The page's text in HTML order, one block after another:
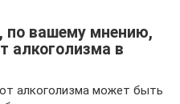
по вашему мнению,
алкоголизма в
алкоголизма может быть